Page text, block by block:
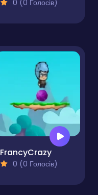
0 (0 Голосів)
FrancyCrazy
0 (0 Голосів)